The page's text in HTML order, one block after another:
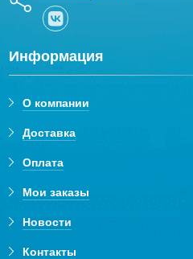
Информация
О компании
Доставка
Оплата
Мои заказы
Новости
Контакты